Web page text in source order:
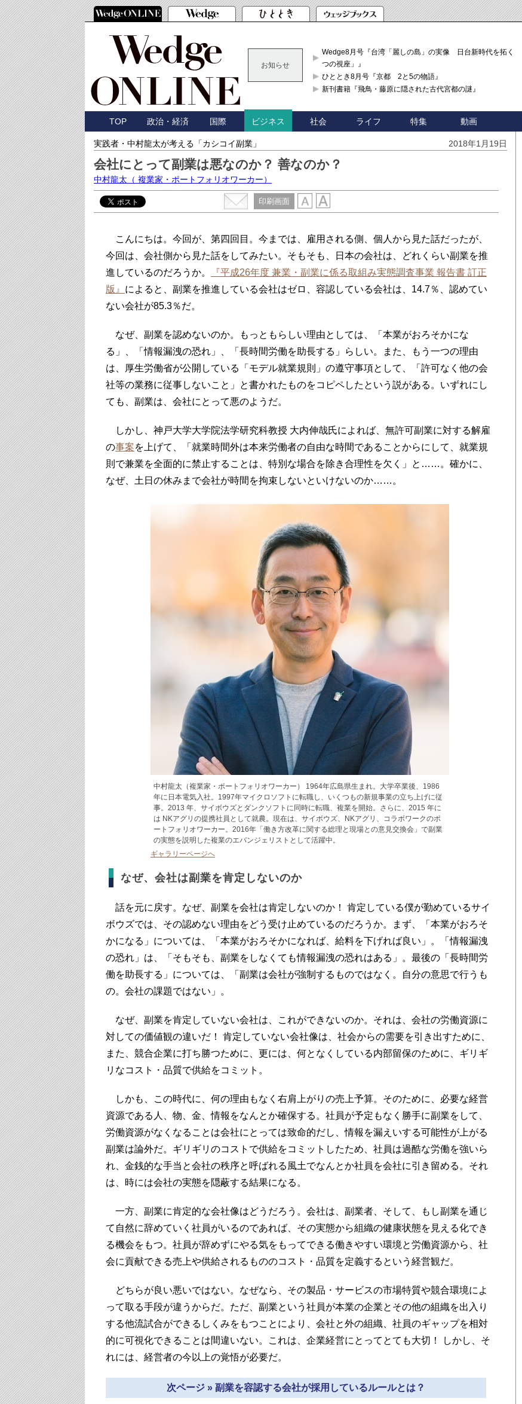
お知らせ
Wedge8月号『台湾「麗しの島」の実像 日台新時代を拓く「3
つの視座」』
ひととき8月号『京都 2と5の物語』
新刊書籍『飛鳥・藤原に隠された古代宮都の謎』
TOP 政治・経済 国際 ビジネス 社会 ライフ 特集 動画
実践者・中村龍太が考える「カシコイ副業」 2018年1月19日
会社にとって副業は悪なのか？ 善なのか？
中村龍太 （ 複業家・ポートフォリオワーカー）
印刷画面
こんにちは。今回が、第四回目。今までは、雇用される側、個人から見た話だったが、
今回は、会社側から見た話をしてみたい。そもそも、日本の会社は、どれくらい副業を推
進しているのだろうか。
『平成26年度 兼業・副業に係る取組み実態調査事業 報告書 訂正
版』 によると、副業を推進している会社はゼロ、容認している会社は、14.7％、認めてい
ない会社が85.3％だ。
なぜ、副業を認めないのか。もっともらしい理由としては、「本業がおろそかにな
る」、「情報漏洩の恐れ」、「長時間労働を助長する」らしい。また、もう一つの理由
は、厚生労働省が公開している「モデル就業規則」の遵守事項として、「許可なく他の会
社等の業務に従事しないこと」と書かれたものをコピペしたという説がある。いずれにし
ても、副業は、会社にとって悪のようだ。
しかし、神戸大学大学院法学研究科教授 大内伸哉氏によれば、無許可副業に対する解雇
の事案を上げて、「就業時間外は本来労働者の自由な時間であることからにして、就業規
則で兼業を全面的に禁止することは、特別な場合を除き合理性を欠く」と……。確かに、
なぜ、土日の休みまで会社が時間を拘束しないといけないのか……。
中村龍太（複業家・ポートフォリオワーカー） 1964年広島県生まれ。大学卒業後、1986
年に日本電気入社。1997年マイクロソフトに転職し、いくつもの新規事業の立ち上げに従
事。2013 年、サイボウズとダンクソフトに同時に転職、複業を開始。さらに、2015 年に
は NKアグリの提携社員として就農。現在は、サイボウズ、NKアグリ、コラボワークのポ
ートフォリオワーカー。2016年「働き方改革に関する総理と現場との意見交換会」で副業
の実態を説明した複業のエバンジェリストとして活躍中。
ギャラリーページへ
なぜ、会社は副業を肯定しないのか
話を元に戻す。なぜ、副業を会社は肯定しないのか！ 肯定している僕が勤めているサイ
ボウズでは、その認めない理由をどう受け止めているのだろうか。まず、「本業がおろそ
かになる」については、「本業がおろそかになれば、給料を下げれば良い」。「情報漏洩
の恐れ」は、「そもそも、副業をしなくても情報漏洩の恐れはある」。最後の「長時間労
働を助長する」については、「副業は会社が強制するものではなく。自分の意思で行うも
の。会社の課題ではない」。
なぜ、副業を肯定していない会社は、これができないのか。それは、会社の労働資源に
対しての価値観の違いだ！ 肯定していない会社像は、社会からの需要を引き出すために、
また、競合企業に打ち勝つために、更には、何となくしている内部留保のために、ギリギ
リなコスト・品質で供給をコミット。
しかも、この時代に、何の理由もなく右肩上がりの売上予算。そのために、必要な経営
資源である人、物、金、情報をなんとか確保する。社員が予定もなく勝手に副業をして、
労働資源がなくなることは会社にとっては致命的だし、情報を漏えいする可能性が上がる
副業は論外だ。ギリギリのコストで供給をコミットしたため、社員は過酷な労働を強いら
れ、金銭的な手当と会社の秩序と呼ばれる風土でなんとか社員を会社に引き留める。それ
は、時には会社の実態を隠蔽する結果になる。
一方、副業に肯定的な会社像はどうだろう。会社は、副業者、そして、もし副業を通じ
て自然に辞めていく社員がいるのであれば、その実態から組織の健康状態を見える化でき
る機会をもつ。社員が辞めずにやる気をもってできる働きやすい環境と労働資源から、社
会に貢献できる売上や供給されるもののコスト・品質を定義するという経営観だ。
どちらが良い悪いではない。なぜなら、その製品・サービスの市場特質や競合環境によ
って取る手段が違うからだ。ただ、副業という社員が本業の企業とその他の組織を出入り
する他流試合ができるしくみをもつことにより、会社と外の組織、社員のギャップを相対
的に可視化できることは間違いない。これは、企業経営にとってとても大切！ しかし、そ
れには、経営者の今以上の覚悟が必要だ。
次ページ » 副業を容認する会社が採用しているルールとは？